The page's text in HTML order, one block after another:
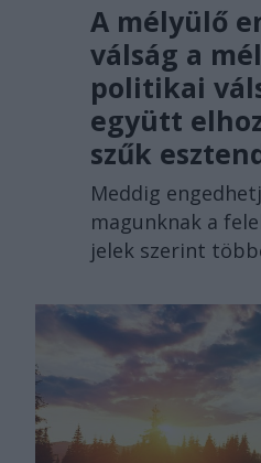
A mélyülő
válság a
politikai
együtt
szűk
Meddig
magunknak a
jelek szerint